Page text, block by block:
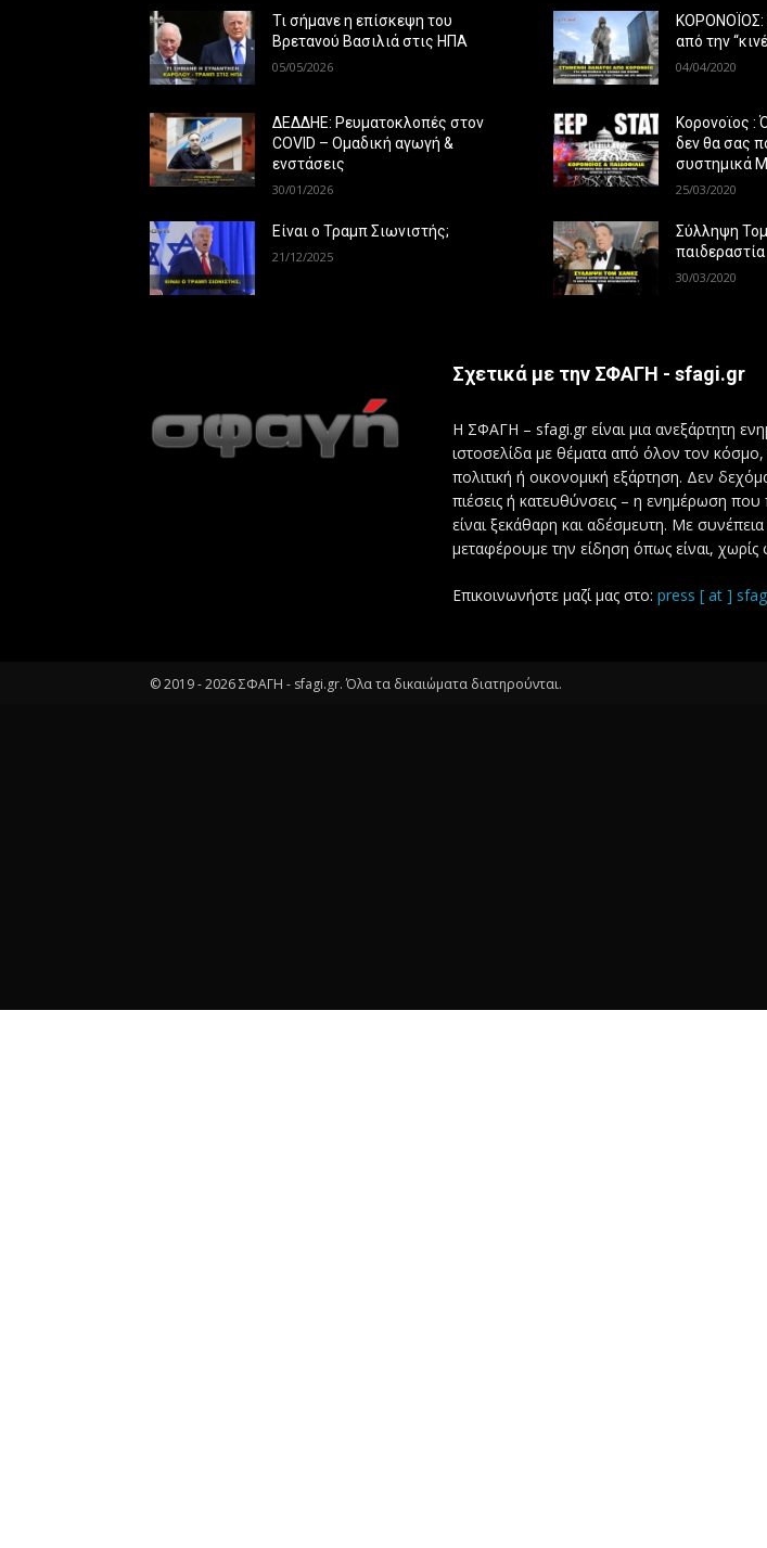
Τι σήμανε η επίσκεψη του
Βρετανού Βασιλιά στις ΗΠΑ
05/05/2026
ΔΕΔΔΗΕ: Ρευματοκλοπές στον
COVID – Ομαδική αγωγή &
ενστάσεις
30/01/2026
Είναι ο Τραμπ Σιωνιστής;
21/12/2025
ΚΟΡΟΝΟΪΟΣ:
από την
04/04/2020
Κορονοϊος :
δεν θα σας
συστημικά
25/03/2020
Σύλληψη
παιδεραστία
30/03/2020
Σχετικά με την ΣΦΑΓΗ - sfagi.gr
Η ΣΦΑΓΗ – sfagi.gr είναι μια ανεξάρτητη
ιστοσελίδα με θέματα από όλον τον κόσμο,
πολιτική ή οικονομική εξάρτηση. Δεν
πιέσεις ή κατευθύνσεις – η ενημέρωση
είναι ξεκάθαρη και αδέσμευτη. Με συνέπεια
μεταφέρουμε την είδηση όπως είναι, χωρίς
Επικοινωνήστε μαζί μας στο: press [ at ]
© 2019 -2026ΣΦΑΓΗ - sfagi.gr. Όλα τα δικαιώματα διατηρούνται.